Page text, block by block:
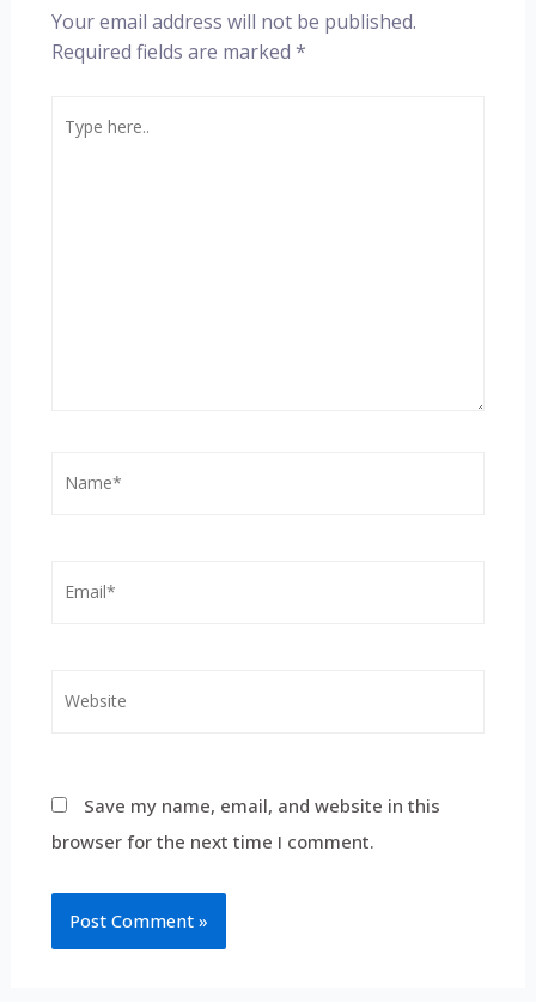
Your email address will not be published.
Required fields are marked *
Save my name, email, and website in this
browser for the next time I comment.